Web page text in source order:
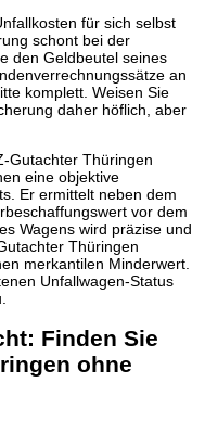
für sich selbst
schont bei der
den Geldbeutel seines
an
komplett. Weisen Sie
daher höflich, aber
Gutachter Thüringen
eine objektive
Er ermittelt neben dem
vor dem
Wagens wird präzise und
Thüringen
merkantilen Minderwert.
Unfallwagen-Status
Finden Sie
ohne